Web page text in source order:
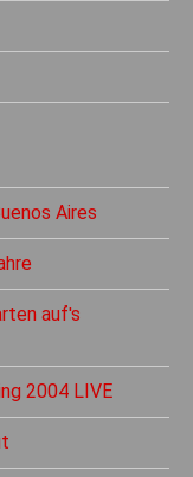
Aires
auf's
2004 LIVE